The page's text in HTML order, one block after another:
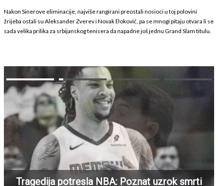
Nakon Sinerove eliminacije, najviše rangirani preostali nosioci u toj polovini
žrijeba ostali su Aleksander Zverev i Novak Đoković, pa se mnogi pitaju otvara li se
sada velika prilika za srbijanskog tenisera da napadne još jednu Grand Slam titulu.
Tragedija potresla NBA: Poznat uzrok smrti